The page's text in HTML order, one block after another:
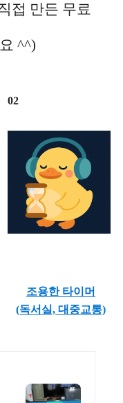
접 만든 무료
^^)
02
조용한 타이머
(독서실, 대중교통)